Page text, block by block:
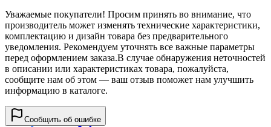
Уважаемые покупатели! Просим принять во внимание, что
производитель может изменять технические характеристики,
комплектацию и дизайн товара без предварительного
уведомления. Рекомендуем уточнять все важные параметры
перед оформлением заказа.В случае обнаружения неточностей
в описании или характеристиках товара, пожалуйста,
сообщите нам об этом — ваш отзыв поможет нам улучшить
информацию в каталоге.
Сообщить об ошибке